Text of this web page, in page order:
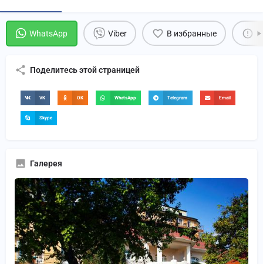
WhatsApp Viber В избранные
Поделитесь этой страницей
VK OK WhatsApp Telegram Email
Skype
Галерея